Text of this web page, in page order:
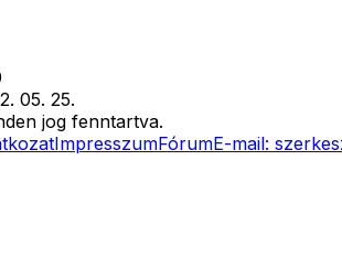
05. 25.
jog fenntartva.
ImpresszumFórumE-mail: